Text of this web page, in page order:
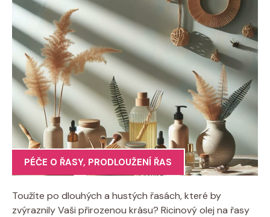
PÉČE O ŘASY, PRODLOUŽENÍ ŘAS
Toužíte po dlouhých a hustých řasách, které by
zvýraznily Vaši přirozenou krásu? Ricinový olej na řasy